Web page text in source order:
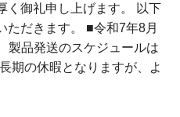
く御礼申し上げます。 以下
ただきます。 ■令和7年8月
製品発送のスケジュールは
期の休暇となりますが、よ